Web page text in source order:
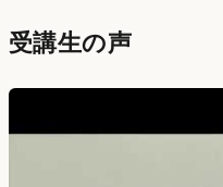
受講生の声